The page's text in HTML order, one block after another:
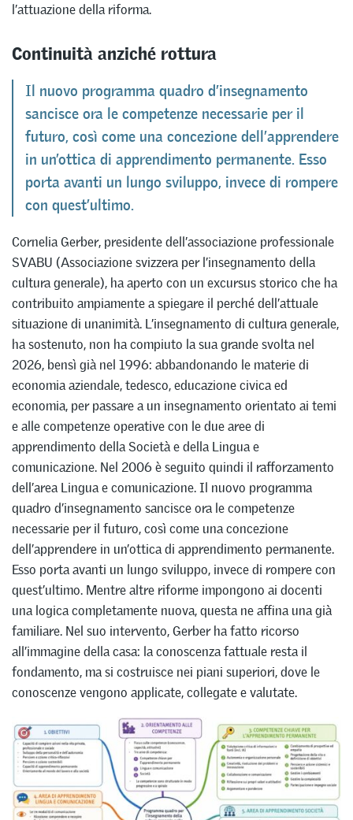
l’attuazione della riforma.
Continuità anziché rottura
Il nuovo programma quadro d’insegnamento
sancisce ora le competenze necessarie per il
futuro, così come una concezione dell’apprendere
in un’ottica di apprendimento permanente. Esso
porta avanti un lungo sviluppo, invece di rompere
con quest’ultimo.
Cornelia Gerber, presidente dell’associazione professionale
SVABU (Associazione svizzera per l’insegnamento della
cultura generale), ha aperto con un excursus storico che ha
contribuito ampiamente a spiegare il perché dell’attuale
situazione di unanimità. L’insegnamento di cultura generale,
ha sostenuto, non ha compiuto la sua grande svolta nel
2026, bensì già nel 1996: abbandonando le materie di
economia aziendale, tedesco, educazione civica ed
economia, per passare a un insegnamento orientato ai temi
e alle competenze operative con le due aree di
apprendimento della Società e della Lingua e
comunicazione. Nel 2006 è seguito quindi il rafforzamento
dell’area Lingua e comunicazione. Il nuovo programma
quadro d’insegnamento sancisce ora le competenze
necessarie per il futuro, così come una concezione
dell’apprendere in un’ottica di apprendimento permanente.
Esso porta avanti un lungo sviluppo, invece di rompere con
quest’ultimo. Mentre altre riforme impongono ai docenti
una logica completamente nuova, questa ne affina una già
familiare. Nel suo intervento, Gerber ha fatto ricorso
all’immagine della casa: la conoscenza fattuale resta il
fondamento, ma si costruisce nei piani superiori, dove le
conoscenze vengono applicate, collegate e valutate.